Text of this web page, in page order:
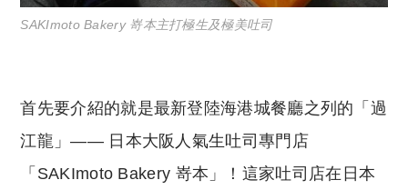
SAKImoto Bakery 嵜本主打極生及極美吐司
首先要介紹的就是最新登陸海港城餐廳之列的「過
江龍」—— 日本大阪人氣生吐司專門店
「SAKImoto Bakery 嵜本」！這家吐司店在日本